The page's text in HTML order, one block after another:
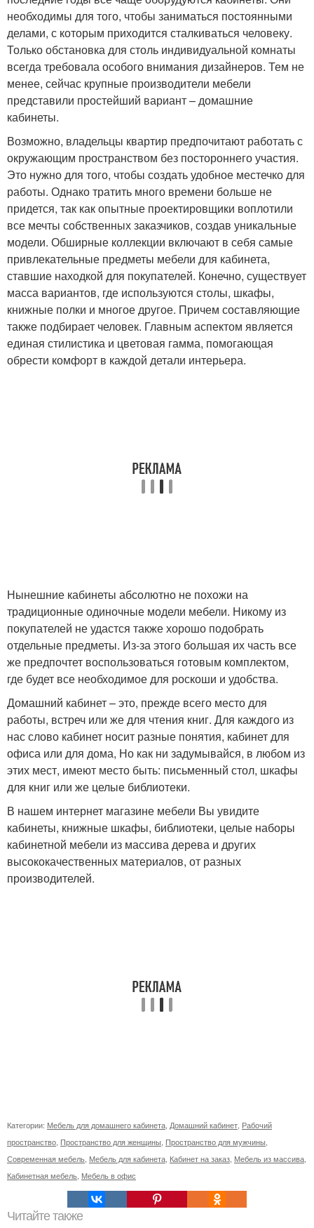
необходимы для того, чтобы заниматься постоянными
делами, с которым приходится сталкиваться человеку.
Только обстановка для столь индивидуальной комнаты
всегда требовала особого внимания дизайнеров. Тем не
менее, сейчас крупные производители мебели
представили простейший вариант – домашние
кабинеты.
Возможно, владельцы квартир предпочитают работать с
окружающим пространством без постороннего участия.
Это нужно для того, чтобы создать удобное местечко для
работы. Однако тратить много времени больше не
придется, так как опытные проектировщики воплотили
все мечты собственных заказчиков, создав уникальные
модели. Обширные коллекции включают в себя самые
привлекательные предметы мебели для кабинета,
ставшие находкой для покупателей. Конечно, существует
масса вариантов, где используются столы, шкафы,
книжные полки и многое другое. Причем составляющие
также подбирает человек. Главным аспектом является
единая стилистика и цветовая гамма, помогающая
обрести комфорт в каждой детали интерьера.
Нынешние кабинеты абсолютно не похожи на
традиционные одиночные модели мебели. Никому из
покупателей не удастся также хорошо подобрать
отдельные предметы. Из-за этого большая их часть все
же предпочтет воспользоваться готовым комплектом,
где будет все необходимое для роскоши и удобства.
Домашний кабинет – это, прежде всего место для
работы, встреч или же для чтения книг. Для каждого из
нас слово кабинет носит разные понятия, кабинет для
офиса или для дома, Но как ни задумывайся, в любом из
этих мест, имеют место быть: письменный стол, шкафы
для книг или же целые библиотеки.
В нашем интернет магазине мебели Вы увидите
кабинеты, книжные шкафы, библиотеки, целые наборы
кабинетной мебели из массива дерева и других
высококачественных материалов, от разных
производителей.
Категории: Мебель для домашнего кабинета Домашний кабинет Рабочий
пространство Пространство для женщины Пространство для мужчины
Современная мебель Мебель для кабинета Кабинет на заказ Мебель из массива
Кабинетная мебель Мебель в офис
Читайте также